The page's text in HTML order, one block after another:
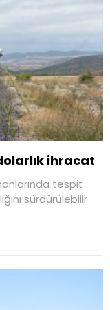
ihracat
tespit
sürdürülebilir